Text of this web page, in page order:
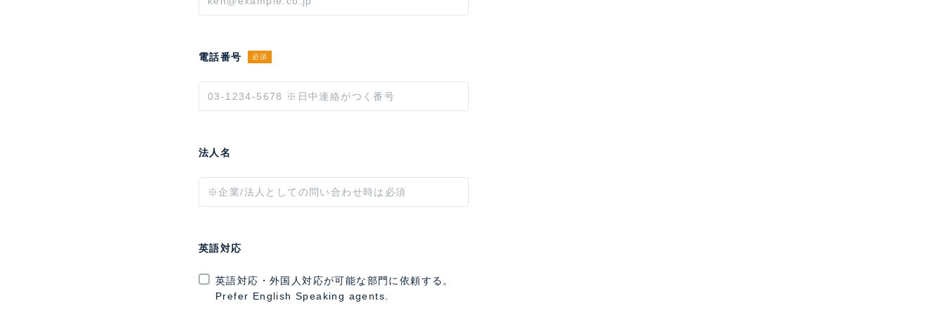
電話番号 必須
法人名
英語対応
英語対応・外国人対応が可能な部門に依頼する。
Prefer English Speaking agents.